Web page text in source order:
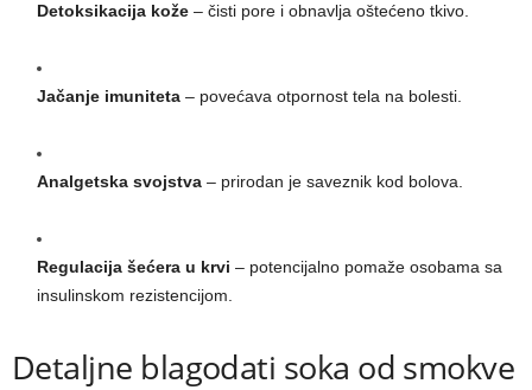
Detoksikacija kože – čisti pore i obnavlja oštećeno tkivo.
Jačanje imuniteta – povećava otpornost tela na bolesti.
Analgetska svojstva – prirodan je saveznik kod bolova.
Regulacija šećera u krvi – potencijalno pomaže osobama sa
insulinskom rezistencijom.
Detaljne blagodati soka od smokve